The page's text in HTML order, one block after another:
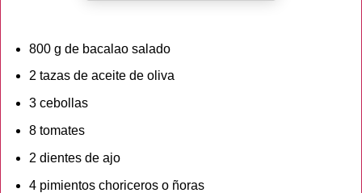
800 g de bacalao salado
2 tazas de aceite de oliva
3 cebollas
8 tomates
2 dientes de ajo
4 pimientos choriceros o ñoras